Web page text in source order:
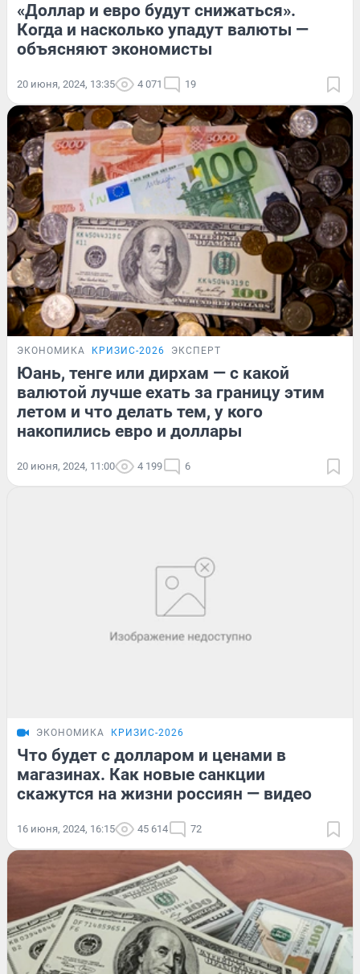
«Доллар и евро будут снижаться».
Когда и насколько упадут валюты —
объясняют экономисты
20 июня, 2024, 13:35 4 071 19
ЭКОНОМИКА КРИЗИС-2026 ЭКСПЕРТ
Юань, тенге или дирхам — с какой
валютой лучше ехать за границу этим
летом и что делать тем, у кого
накопились евро и доллары
20 июня, 2024, 11:00 4 199 6
ЭКОНОМИКА КРИЗИС-2026
Что будет с долларом и ценами в
магазинах. Как новые санкции
скажутся на жизни россиян — видео
16 июня, 2024, 16:15 45 614 72